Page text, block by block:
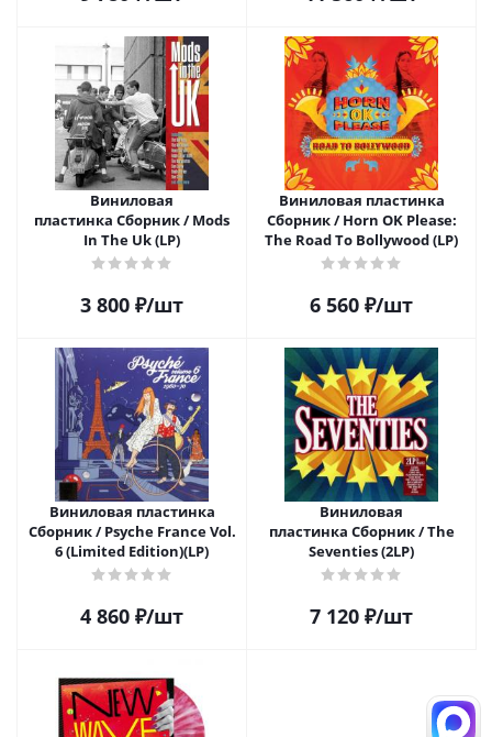
Виниловая
пластинка Сборник / Mods
In The Uk (LP)
3 800 ₽/шт
Виниловая пластинка
Сборник / Horn OK Please:
The Road To Bollywood (LP)
6 560 ₽/шт
Виниловая пластинка
Сборник / Psyche France Vol.
6 (Limited Edition)(LP)
4 860 ₽/шт
Виниловая
пластинка Сборник / The
Seventies (2LP)
7 120 ₽/шт